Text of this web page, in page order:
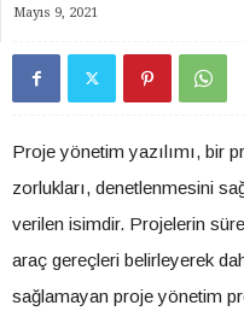
Mayıs 9, 2021
Proje yönetim yazılımı, bir
zorlukları, denetlenmesini
verilen isimdir. Projelerin
araç gereçleri belirleyerek
sağlamayan proje yönetim